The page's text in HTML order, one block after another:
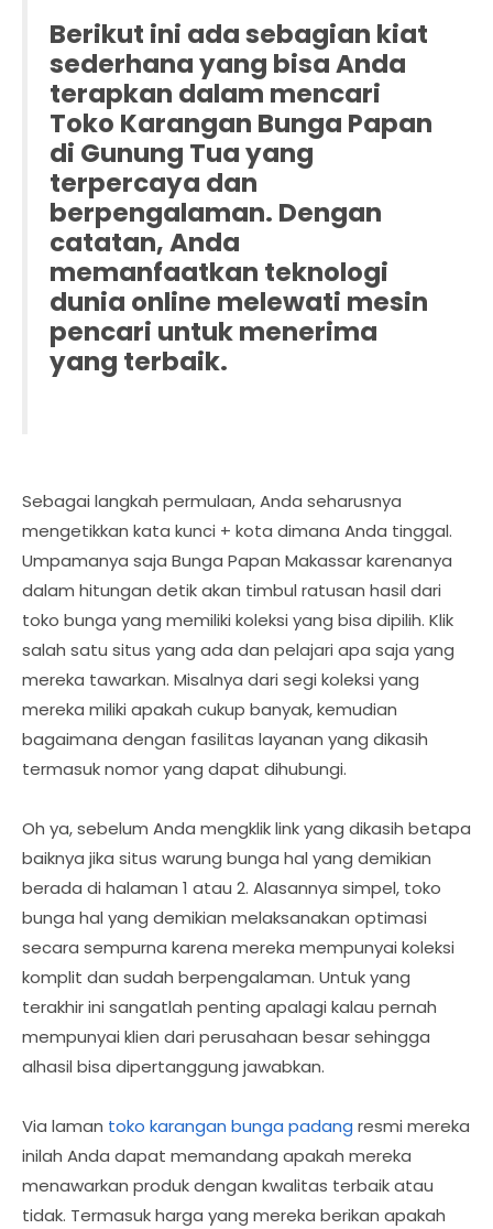
Berikut ini ada sebagian kiat
sederhana yang bisa Anda
terapkan dalam mencari
Toko Karangan Bunga Papan
di Gunung Tua yang
terpercaya dan
berpengalaman. Dengan
catatan, Anda
memanfaatkan teknologi
dunia online melewati mesin
pencari untuk menerima
yang terbaik.
Sebagai langkah permulaan, Anda seharusnya
mengetikkan kata kunci + kota dimana Anda tinggal.
Umpamanya saja Bunga Papan Makassar karenanya
dalam hitungan detik akan timbul ratusan hasil dari
toko bunga yang memiliki koleksi yang bisa dipilih. Klik
salah satu situs yang ada dan pelajari apa saja yang
mereka tawarkan. Misalnya dari segi koleksi yang
mereka miliki apakah cukup banyak, kemudian
bagaimana dengan fasilitas layanan yang dikasih
termasuk nomor yang dapat dihubungi.
Oh ya, sebelum Anda mengklik link yang dikasih betapa
baiknya jika situs warung bunga hal yang demikian
berada di halaman 1 atau 2. Alasannya simpel, toko
bunga hal yang demikian melaksanakan optimasi
secara sempurna karena mereka mempunyai koleksi
komplit dan sudah berpengalaman. Untuk yang
terakhir ini sangatlah penting apalagi kalau pernah
mempunyai klien dari perusahaan besar sehingga
alhasil bisa dipertanggung jawabkan.
Via laman toko karangan bunga padang resmi mereka
inilah Anda dapat memandang apakah mereka
menawarkan produk dengan kwalitas terbaik atau
tidak. Termasuk harga yang mereka berikan apakah